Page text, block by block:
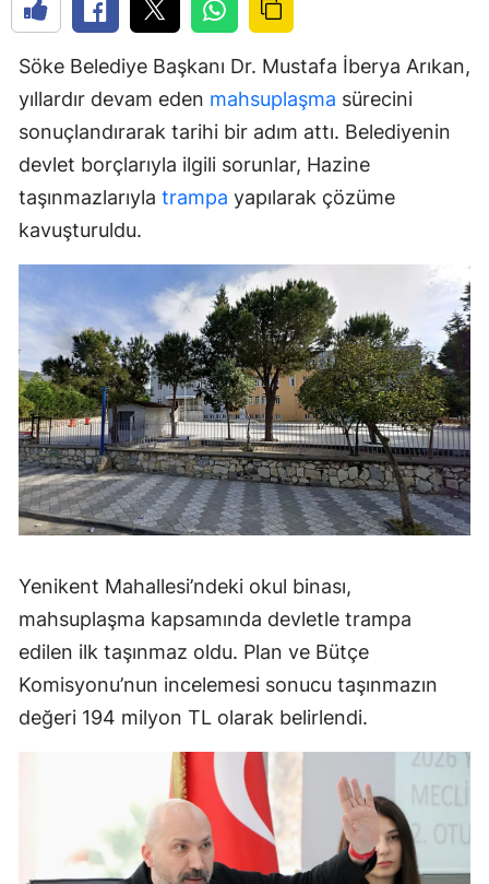
Söke Belediye Başkanı Dr. Mustafa İberya Arıkan,
yıllardır devam eden mahsuplaşma sürecini
sonuçlandırarak tarihi bir adım attı. Belediyenin
devlet borçlarıyla ilgili sorunlar, Hazine
taşınmazlarıyla trampa yapılarak çözüme
kavuşturuldu.
Yenikent Mahallesi’ndeki okul binası,
mahsuplaşma kapsamında devletle trampa
edilen ilk taşınmaz oldu. Plan ve Bütçe
Komisyonu’nun incelemesi sonucu taşınmazın
değeri 194 milyon TL olarak belirlendi.